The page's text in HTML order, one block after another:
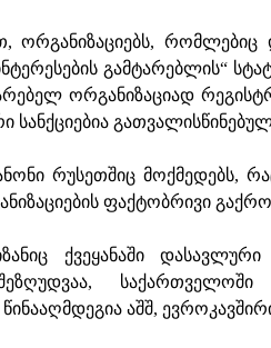
ორგანიზაციებს, რომლებიც
გამტარებლის“
ორგანიზაციად
სანქციებია
რუსეთშიც მოქმედებს,
ფაქტობრივი
ქვეყანაში დასავლური
წინააღმდეგია აშშ,